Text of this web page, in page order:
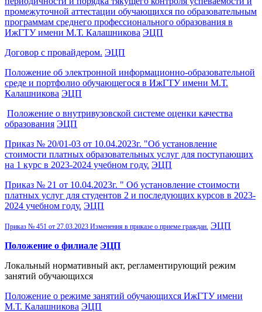
промежуточной аттестации обучающихся по образовательным
программам среднего профессионального образования в
ИжГТУ имени М.Т. Калашникова ЭЦП
Договор с провайдером. ЭЦП
Положение об электронной информационно-образовательной
среде и портфолио обучающегося в ИжГТУ имени М.Т.
Калашникова ЭЦП
Положение о внутривузовской системе оценки качества
образования ЭЦП
Приказ № 20/01-03 от 10.04.2023г. "Об установление
стоимости платных образовательных услуг для поступающих
на 1 курс в 2023-2024 учебном году. ЭЦП
Приказ № 21 от 10.04.2023г. " Об установление стоимости
платных услуг для студентов 2 и последующих курсов в 2023-
2024 учебном году. ЭЦП
Приказ № 451 от 27.03.2023 Изменения в приказе о приеме граждан. ЭЦП
Положение о филиале ЭЦП
Локальный нормативный акт, регламентирующий режим
занятий обучающихся
Положение о режиме занятий обучающихся ИжГТУ имени
М.Т. Калашникова ЭЦП